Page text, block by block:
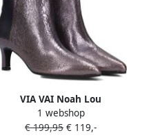
VIA VAI Noah Lou
enkellaarsje met kitten heel
Zilver Leer Enkellaars met
1 webshop
€ 199,95 € 119,-